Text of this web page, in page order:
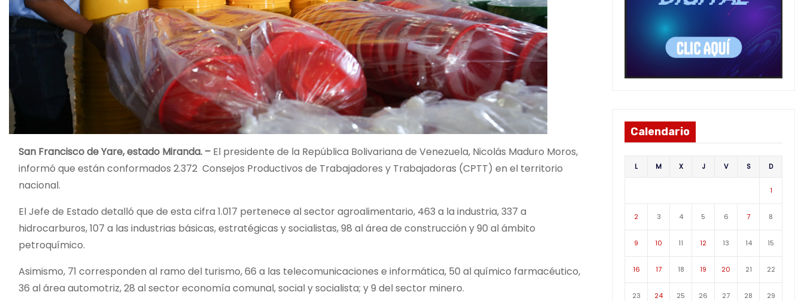
San Francisco de Yare, estado Miranda. – El presidente de la República Bolivariana de Venezuela, Nicolás Maduro Moros,
informó que están conformados 2.372 Consejos Productivos de Trabajadores y Trabajadoras (CPTT) en el territorio
nacional.
El Jefe de Estado detalló que de esta cifra 1.017 pertenece al sector agroalimentario, 463 a la industria, 337 a
hidrocarburos, 107 a las industrias básicas, estratégicas y socialistas, 98 al área de construcción y 90 al ámbito
petroquímico.
Asimismo, 71 corresponden al ramo del turismo, 66 a las telecomunicaciones e informática, 50 al químico farmacéutico,
36 al área automotriz, 28 al sector economía comunal, social y socialista; y 9 del sector minero.
Calendario
L M X J V S D
1
2 3 4 5 6 7 8
9 10 11 12 13 14 15
16 17 18 19 20 21 22
23 24 25 26 27 28 29